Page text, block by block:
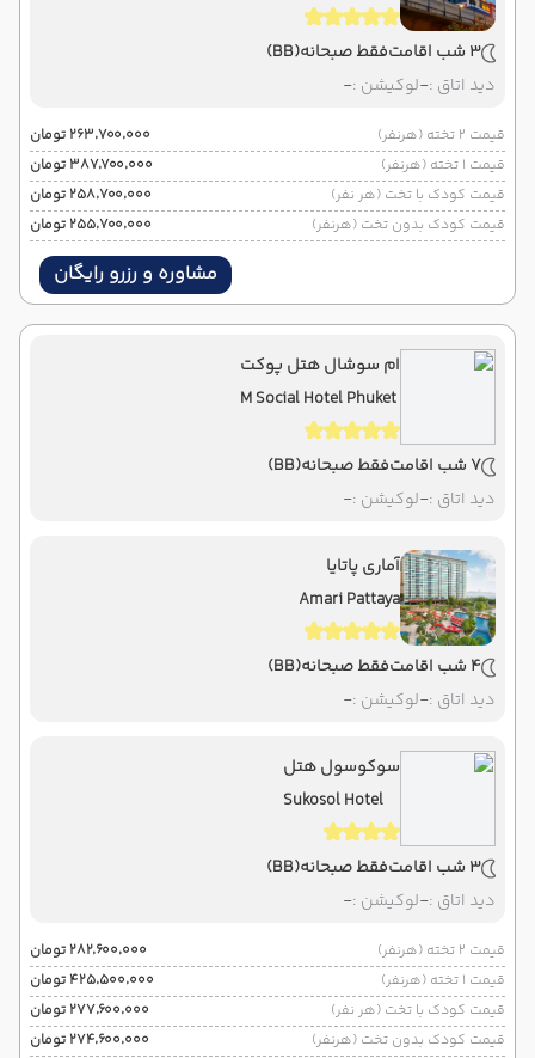
3 شب اقامت فقط صبحانه(BB)
دید اتاق :-لوکیشن :-
قیمت 2 تخته (هرنفر)
۲۶۳٬۷۰۰٬۰۰۰ تومان
قیمت 1 تخته (هرنفر)
۳۸۷٬۷۰۰٬۰۰۰ تومان
قیمت کودک با تخت (هر نفر)
۲۵۸٬۷۰۰٬۰۰۰ تومان
قیمت کودک بدون تخت (هرنفر)
۲۵۵٬۷۰۰٬۰۰۰ تومان
مشاوره و رزرو رایگان
ام سوشال هتل پوکت
M Social Hotel Phuket
7 شب اقامت فقط صبحانه(BB)
دید اتاق :-لوکیشن :-
آماری پاتایا
Amari Pattaya
4 شب اقامت فقط صبحانه(BB)
دید اتاق :-لوکیشن :-
سوکوسول هتل
Sukosol Hotel
3 شب اقامت فقط صبحانه(BB)
دید اتاق :-لوکیشن :-
قیمت 2 تخته (هرنفر)
۲۸۲٬۶۰۰٬۰۰۰ تومان
قیمت 1 تخته (هرنفر)
۴۲۵٬۵۰۰٬۰۰۰ تومان
قیمت کودک با تخت (هر نفر)
۲۷۷٬۶۰۰٬۰۰۰ تومان
قیمت کودک بدون تخت (هرنفر)
۲۷۴٬۶۰۰٬۰۰۰ تومان